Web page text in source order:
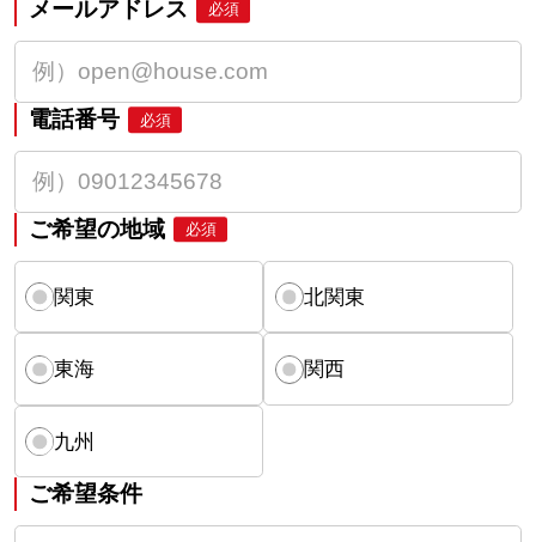
メールアドレス 必須
電話番号 必須
ご希望の地域 必須
関東 北関東
東海 関西
九州
ご希望条件